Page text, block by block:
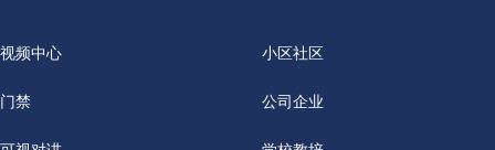
视频中心
门禁
小区社区
公司企业